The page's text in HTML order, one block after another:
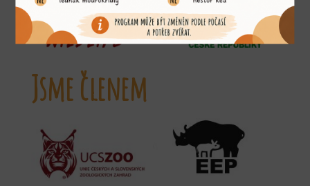
Jsme členem